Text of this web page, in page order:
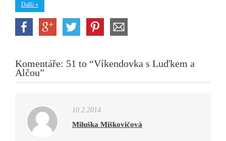
Další »
Komentáře: 51 to “Víkendovka s Luďkem a
Alčou”
10.2.2014
Miluška Miškovičová